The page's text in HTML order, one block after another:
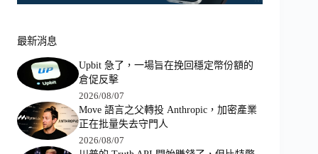
最新消息
Upbit 急了，一場旨在挽回穩定幣份額的
倉促反擊
2026/08/07
Move 語言之父轉投 Anthropic，加密產業
正在批量失去守門人
2026/08/07